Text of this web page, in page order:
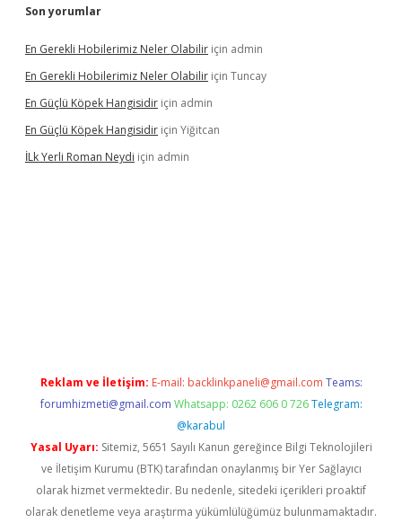
Son yorumlar
En Gerekli Hobilerimiz Neler Olabilir için admin
En Gerekli Hobilerimiz Neler Olabilir için Tuncay
En Güçlü Köpek Hangisidir için admin
En Güçlü Köpek Hangisidir için Yiğitcan
İLk Yerli Roman Neydi için admin
Reklam ve İletişim: E-mail: backlinkpaneli@gmail.com Teams:
forumhizmeti@gmail.com Whatsapp: 0262 606 0 726 Telegram:
@karabul
Yasal Uyarı: Sitemiz, 5651 Sayılı Kanun gereğince Bilgi Teknolojileri
ve İletişim Kurumu (BTK) tarafından onaylanmış bir Yer Sağlayıcı
olarak hizmet vermektedir. Bu nedenle, sitedeki içerikleri proaktif
olarak denetleme veya araştırma yükümlülüğümüz bulunmamaktadır.